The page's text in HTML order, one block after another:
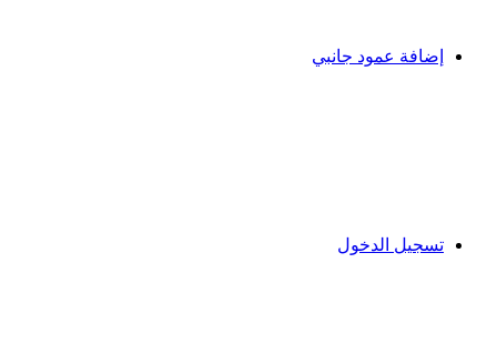
إضافة عمود جانبي
تسجيل الدخول